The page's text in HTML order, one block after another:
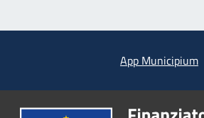
App Municipium